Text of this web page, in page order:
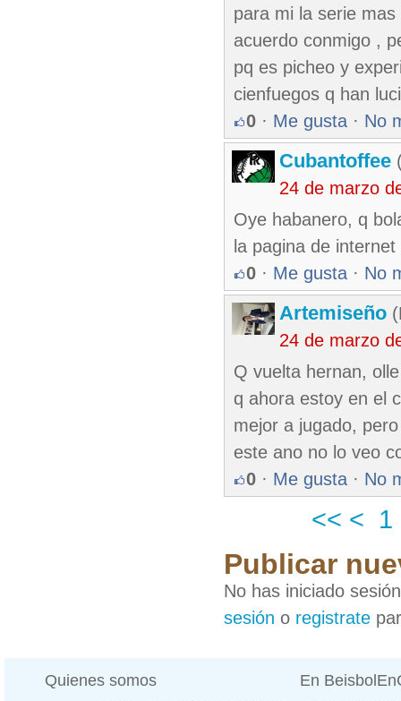
para mi la serie
acuerdo conmigo ,
pq es picheo y
cienfuegos q han
0 · Me gusta · No
Cubantoffee
24 de marzo
Oye habanero, q
la pagina de
0 · Me gusta · No
Artemiseño
24 de marzo
Q vuelta hernan,
q ahora estoy en el
mejor a jugado,
este ano no lo veo
0 · Me gusta · No
<< < 1
Publicar
No has iniciado
sesión o registrate
Quienes somos En